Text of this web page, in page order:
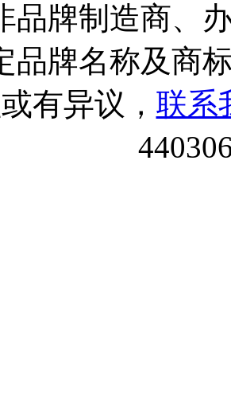
品牌制造商、
品牌名称及商
有异议， 联系